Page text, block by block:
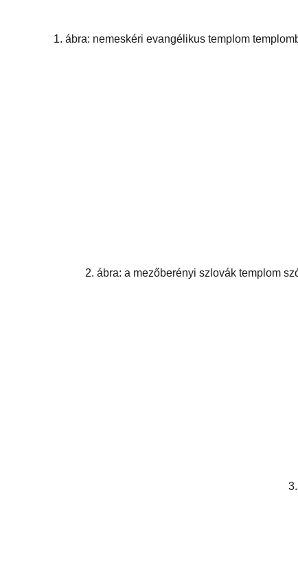
1. ábra: nemeskéri evangélikus templom
2. ábra: a mezőberényi szlovák templom